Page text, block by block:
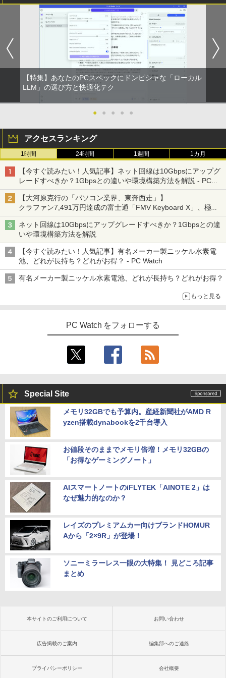
みきった日本の水 2L 8本 ラベルレス [ ケース
] [ 水 ] [ ペットボトル ] [ 箱買い ] [ ストック
] [ 水分補給 ]
-
￥810
【特集】あなたのPCスペックにドンピシャな「ローカル
LLM」の選び方と快適化テク
● ● ● ● ●
アクセスランキング
1時間 24時間 1週間 1カ月
【今すぐ読みたい！人気記事】ネット回線は10Gbpsにアップグ
レードすべきか？1Gbpsとの違いや環境構築方法を解説 - PC
Watch
【大河原克行の「パソコン業界、東奔西走」】
クラファン7,491万円達成の富士通「FMV Keyboard X」、極限
の静音化を追求
ネット回線は10Gbpsにアップグレードすべきか？1Gbpsとの違
いや環境構築方法を解説
【今すぐ読みたい！人気記事】有名メーカー製ニッケル水素電
池、どれが長持ち？どれがお得？ - PC Watch
有名メーカー製ニッケル水素電池、どれが長持ち？どれがお得？
もっと見る
PC Watch をフォローする
Special Site
メモリ32GBでも予算内。産経新聞社がAMD R
yzen搭載dynabookを2千台導入
お値段そのままでメモリ倍増！メモリ32GBの
「お得なゲーミングノート」
AIスマートノートのiFLYTEK「AINOTE 2」は
なぜ魅力的なのか？
レイズのプレミアムカー向けブランドHOMUR
Aから「2×9R」が登場！
ソニーミラーレス一眼の大特集！ 見どころ記事
まとめ
本サイトのご利用について お問い合わせ
広告掲載のご案内 編集部へのご連絡
プライバシーポリシー 会社概要